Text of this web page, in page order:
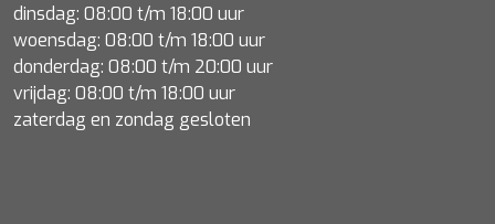
dinsdag: 08:00 t/m 18:00 uur
woensdag: 08:00 t/m 18:00 uur
donderdag: 08:00 t/m 20:00 uur
vrijdag: 08:00 t/m 18:00 uur
zaterdag en zondag gesloten